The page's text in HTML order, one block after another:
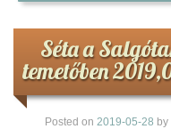
Hozzászólások
Hírek
Képek
Séta a
temetőben
Posted on 2019-05-28 by